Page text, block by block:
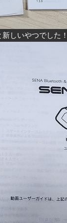
しいやつでした